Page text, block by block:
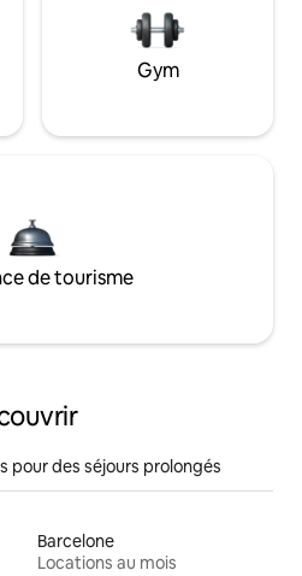
Gym
de tourisme
pour des séjours prolongés
Barcelone
Locations au mois